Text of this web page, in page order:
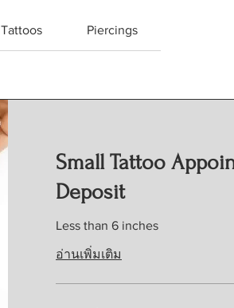
Tattoos Piercings
Small Tattoo
Deposit
Less than 6 inches
อ่านเพิ่มเติม